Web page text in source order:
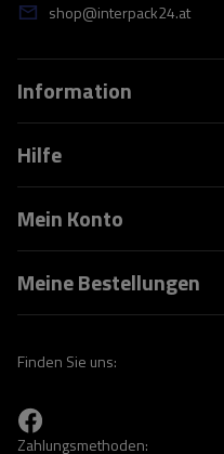
shop@interpack24.at
Information
Hilfe
Mein Konto
Meine Bestellungen
Finden Sie uns:
Zahlungsmethoden: